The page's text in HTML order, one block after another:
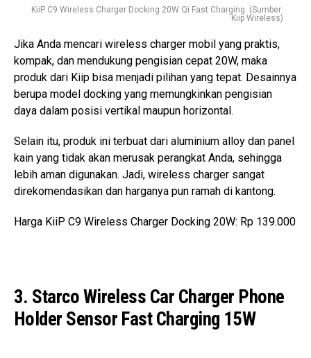
KiiP C9 Wireless Charger Docking 20W Qi Fast Charging. (Sumber:
Kiip Wireless)
Jika Anda mencari wireless charger mobil yang praktis,
kompak, dan mendukung pengisian cepat 20W, maka
produk dari Kiip bisa menjadi pilihan yang tepat. Desainnya
berupa model docking yang memungkinkan pengisian
daya dalam posisi vertikal maupun horizontal.
Selain itu, produk ini terbuat dari aluminium alloy dan panel
kain yang tidak akan merusak perangkat Anda, sehingga
lebih aman digunakan. Jadi, wireless charger sangat
direkomendasikan dan harganya pun ramah di kantong.
Harga KiiP C9 Wireless Charger Docking 20W: Rp 139.000
3. Starco Wireless Car Charger Phone
Holder Sensor Fast Charging 15W